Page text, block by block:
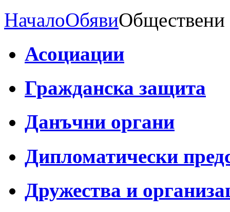
НачалоОбявиОбществени
Асоциации
Гражданска защита
Данъчни органи
Дипломатически
Дружества и